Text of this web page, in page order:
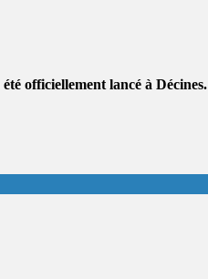
officiellement lancé à Décines.